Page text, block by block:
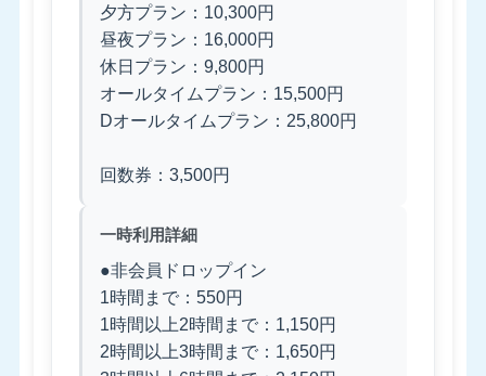
夕方プラン：10,300円
昼夜プラン：16,000円
休日プラン：9,800円
オールタイムプラン：15,500円
Dオールタイムプラン：25,800円
回数券：3,500円
一時利用詳細
●非会員ドロップイン
1時間まで：550円
1時間以上2時間まで：1,150円
2時間以上3時間まで：1,650円